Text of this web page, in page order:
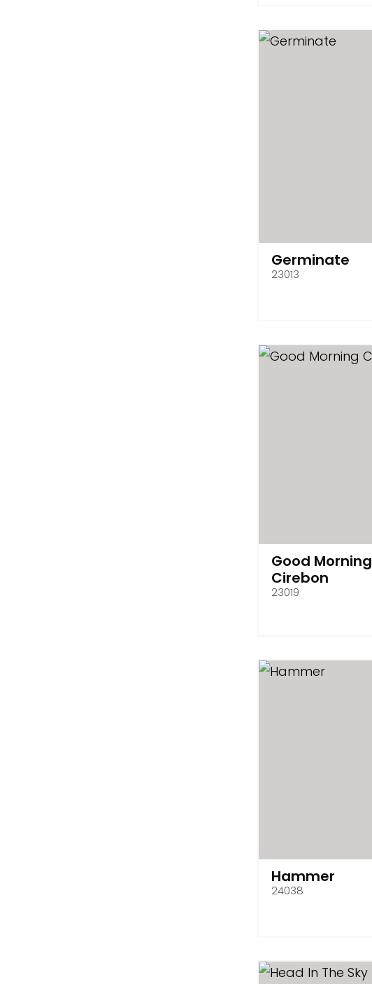
Germinate
23013
Good Morning
Cirebon
23019
Hammer
24038